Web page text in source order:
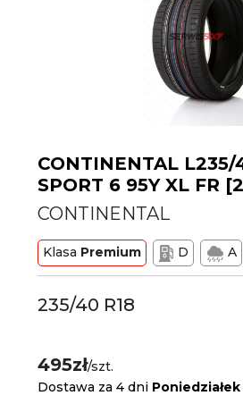
CONTINENTAL L235/
SPORT 6 95Y XL FR
CONTINENTAL
Klasa Premium D A
235/40 R18
495zł/szt.
Dostawa za 4 dni Poniedziałek